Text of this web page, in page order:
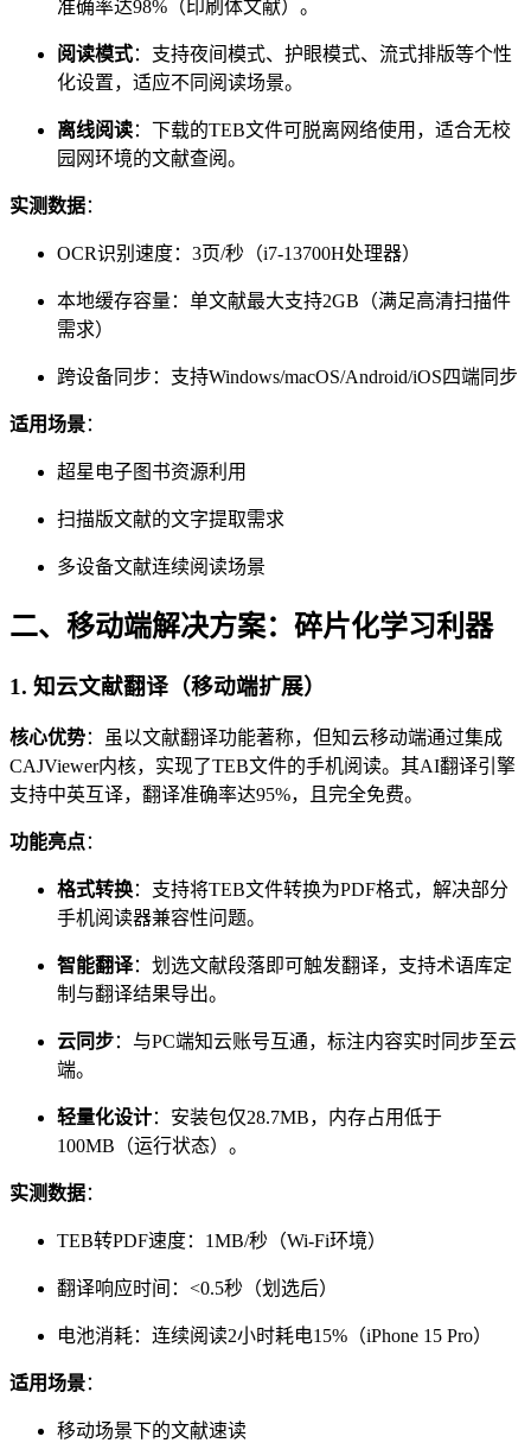
准确率达98%（印刷体文献）。
阅读模式：支持夜间模式、护眼模式、流式排版等个性
化设置，适应不同阅读场景。
离线阅读：下载的TEB文件可脱离网络使用，适合无校
园网环境的文献查阅。
实测数据：
OCR识别速度：3页/秒（i7-13700H处理器）
本地缓存容量：单文献最大支持2GB（满足高清扫描件
需求）
跨设备同步：支持Windows/macOS/Android/iOS四端同步
适用场景：
超星电子图书资源利用
扫描版文献的文字提取需求
多设备文献连续阅读场景
二、移动端解决方案：碎片化学习利器
1. 知云文献翻译（移动端扩展）
核心优势：虽以文献翻译功能著称，但知云移动端通过集成
CAJViewer内核，实现了TEB文件的手机阅读。其AI翻译引擎
支持中英互译，翻译准确率达95%，且完全免费。
功能亮点：
格式转换：支持将TEB文件转换为PDF格式，解决部分
手机阅读器兼容性问题。
智能翻译：划选文献段落即可触发翻译，支持术语库定
制与翻译结果导出。
云同步：与PC端知云账号互通，标注内容实时同步至云
端。
轻量化设计：安装包仅28.7MB，内存占用低于
100MB（运行状态）。
实测数据：
TEB转PDF速度：1MB/秒（Wi-Fi环境）
翻译响应时间：<0.5秒（划选后）
电池消耗：连续阅读2小时耗电15%（iPhone 15 Pro）
适用场景：
移动场景下的文献速读